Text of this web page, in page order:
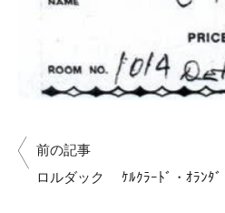
前の記事
ロルダック ｹﾙｸﾗｰﾄﾞ・ｵﾗﾝﾀﾞ